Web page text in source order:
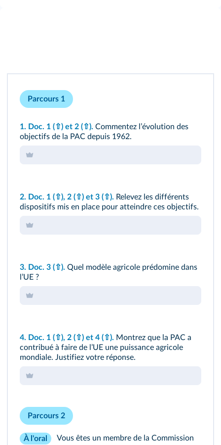
Parcours 1
1. Doc. 1 (⇧) et 2 (⇧). Commentez lʼévolution des
objectifs de la PAC depuis 1962.
2. Doc. 1 (⇧), 2 (⇧) et 3 (⇧). Relevez les différents
dispositifs mis en place pour atteindre ces objectifs.
3. Doc. 3 (⇧). Quel modèle agricole prédomine dans
lʼUE ?
4. Doc. 1 (⇧), 2 (⇧) et 4 (⇧). Montrez que la PAC a
contribué à faire de lʼUE une puissance agricole
mondiale. Justifiez votre réponse.
Parcours 2
À l'oral Vous êtes un membre de la Commission